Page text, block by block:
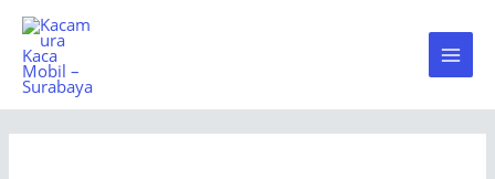
Skip
content
Main
Menu